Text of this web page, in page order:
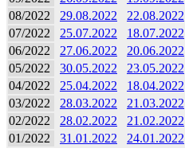
08/2022
29.08.2022 22.08.2022
07/2022
25.07.2022 18.07.2022
06/2022
27.06.2022 20.06.2022
05/2022
30.05.2022 23.05.2022
04/2022
25.04.2022 18.04.2022
03/2022
28.03.2022 21.03.2022
02/2022
28.02.2022 21.02.2022
01/2022
31.01.2022 24.01.2022